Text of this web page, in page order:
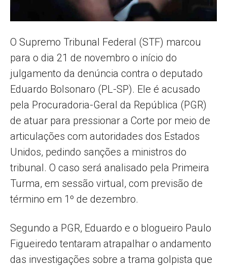
O Supremo Tribunal Federal (STF) marcou
para o dia 21 de novembro o início do
julgamento da denúncia contra o deputado
Eduardo Bolsonaro (PL-SP). Ele é acusado
pela Procuradoria-Geral da República (PGR)
de atuar para pressionar a Corte por meio de
articulações com autoridades dos Estados
Unidos, pedindo sanções a ministros do
tribunal. O caso será analisado pela Primeira
Turma, em sessão virtual, com previsão de
término em 1º de dezembro.
Segundo a PGR, Eduardo e o blogueiro Paulo
Figueiredo tentaram atrapalhar o andamento
das investigações sobre a trama golpista que